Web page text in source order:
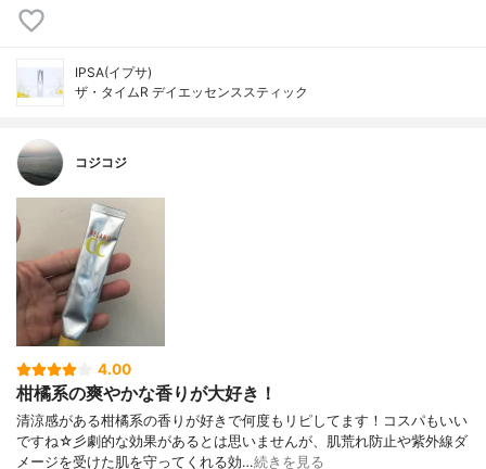
IPSA(イプサ)
ザ・タイムR デイエッセンススティック
コジコジ
4.00
柑橘系の爽やかな香りが大好き！
清涼感がある柑橘系の香りが好きで何度もリピしてます！コスパもいい
ですね☆彡劇的な効果があるとは思いませんが、肌荒れ防止や紫外線ダ
メージを受けた肌を守ってくれる効…続きを見る